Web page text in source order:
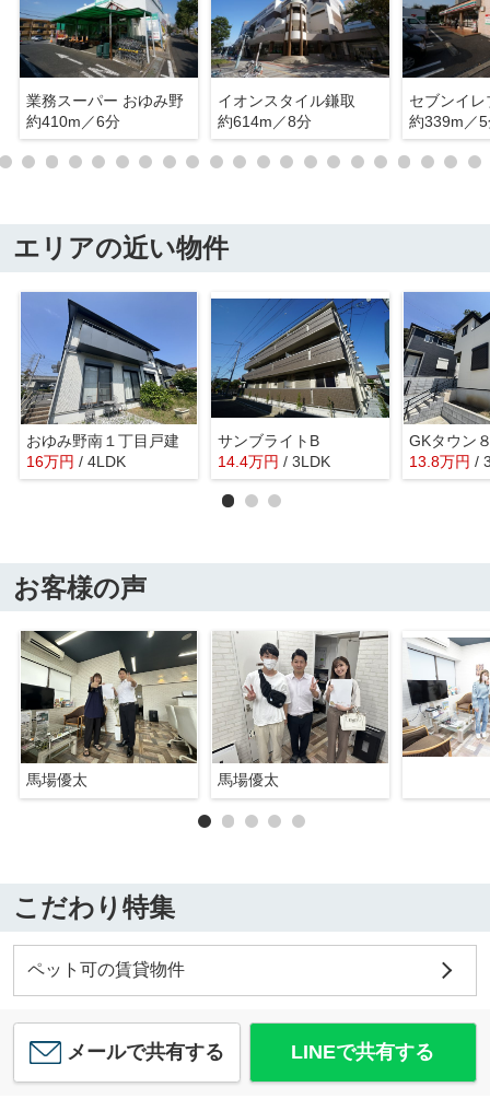
業務スーパー おゆみ野
約410m／6分
イオンスタイル鎌取
約614m／8分
約339m／
エリアの近い物件
おゆみ野南１丁目戸建
16万円 / 4LDK
サンブライトB
14.4万円 / 3LDK
GKタウン
13.8万円 /
お客様の声
馬場優太 馬場優太
こだわり特集
ペット可の賃貸物件
メールで共有する LINEで共有する